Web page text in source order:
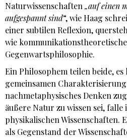
Naturwissenschaften„auf einen
aufgespannt sind“, wie Haag
einer subtilen Reflexion,
wie
Gegenwartsphilosophie.
Ein Philosophem teilen beide,
gemeinsamen
nachmetaphysisches Denken
äußere Natur zu wissen sei, falle
physikalischen Wissenschaften.
als Gegenstand der